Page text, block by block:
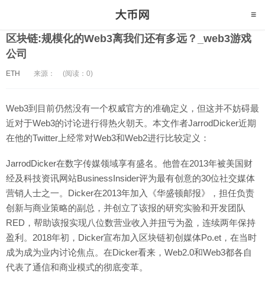
区块链:规模化的Web3离我们还有多远？_web3游戏
公司
ETH 来源： (阅读：0)
Web3到目前仍然没有一个权威官方的准确定义，但这并不妨碍最
近对于Web3的讨论进行得热火朝天。本文作者JarrodDicker近期
在他的Twitter上经常对Web3和Web2进行比较定义：
JarrodDicker在数字传媒领域享有盛名。他曾在2013年被美国财
经及科技资讯网站BusinessInsider评为最有创意的30位社交媒体
营销人士之一。Dicker在2013年加入《华盛顿邮报》，担任负责
创新与商业策略的副总，并创立了该报的研究实验和开发团队
RED，帮助该报实现八位数营业收入并扭亏为盈，连续两年保持
盈利。2018年初，Dicker宣布加入区块链初创媒体Po.et，在当时
成为成为业内讨论焦点。在Dicker看来，Web2.0和Web3都各自
代表了通信和商业模式的彻底变革。